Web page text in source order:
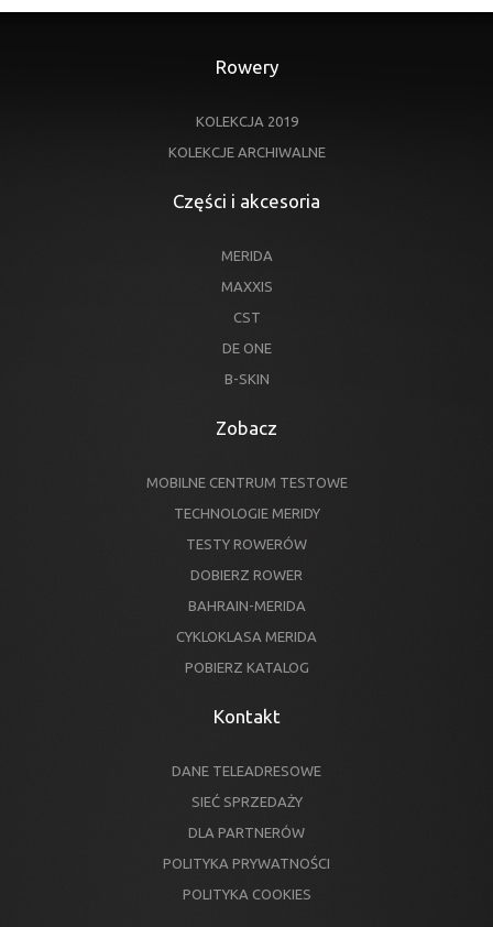
Rowery
KOLEKCJA 2019
KOLEKCJE ARCHIWALNE
Części i akcesoria
MERIDA
MAXXIS
CST
DE ONE
B-SKIN
Zobacz
MOBILNE CENTRUM TESTOWE
TECHNOLOGIE MERIDY
TESTY ROWERÓW
DOBIERZ ROWER
BAHRAIN-MERIDA
CYKLOKLASA MERIDA
POBIERZ KATALOG
Kontakt
DANE TELEADRESOWE
SIEĆ SPRZEDAŻY
DLA PARTNERÓW
POLITYKA PRYWATNOŚCI
POLITYKA COOKIES